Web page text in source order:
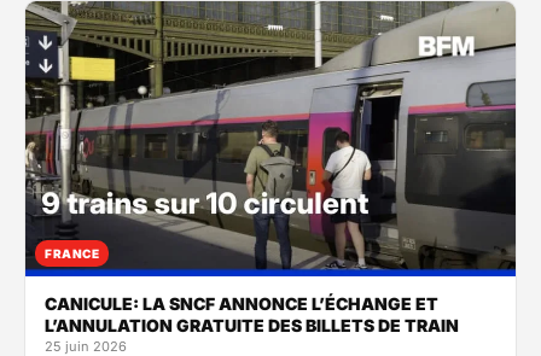
FRANCE
CANICULE: LA SNCF ANNONCE L’ÉCHANGE ET
L’ANNULATION GRATUITE DES BILLETS DE TRAIN
25 juin 2026